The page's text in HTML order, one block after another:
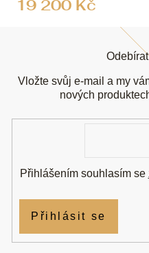
19 200 Kč
Vložte svůj e-mail a my
nových
Přihlášením souhlasím se
Přihlásit se